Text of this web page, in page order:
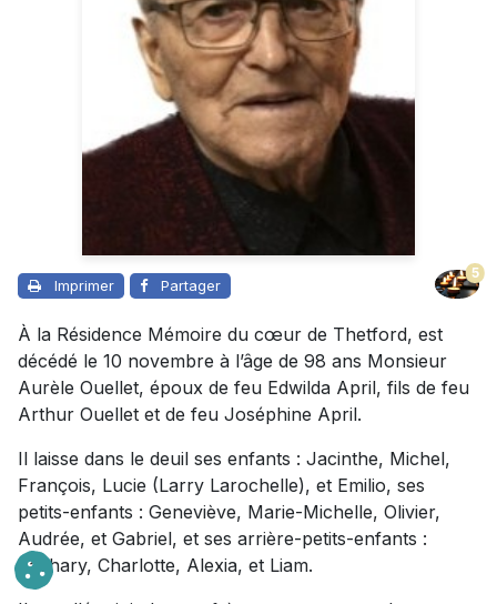
Imprimer Partager
5
À la Résidence Mémoire du cœur de Thetford, est
décédé le 10 novembre à l’âge de 98 ans Monsieur
Aurèle Ouellet, époux de feu Edwilda April, fils de feu
Arthur Ouellet et de feu Joséphine April.
Il laisse dans le deuil ses enfants : Jacinthe, Michel,
François, Lucie (Larry Larochelle), et Emilio, ses
petits-enfants : Geneviève, Marie-Michelle, Olivier,
Audrée, et Gabriel, et ses arrière-petits-enfants :
Zachary, Charlotte, Alexia, et Liam.